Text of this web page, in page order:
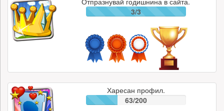
3/3
Харесан профил.
63/200